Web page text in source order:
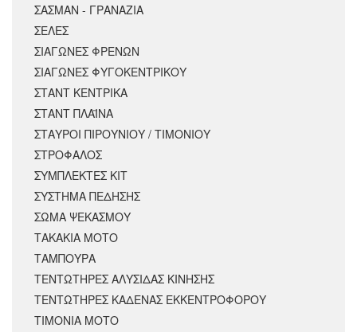
ΣΑΣΜΑΝ - ΓΡΑΝΑΖΙΑ
ΣΕΛΕΣ
ΣΙΑΓΩΝΕΣ ΦΡΕΝΩΝ
ΣΙΑΓΩΝΕΣ ΦΥΓΟΚΕΝΤΡΙΚΟΥ
ΣΤΑΝΤ ΚΕΝΤΡΙΚΑ
ΣΤΑΝΤ ΠΛΑΪΝΑ
ΣΤΑΥΡΟΙ ΠΙΡΟΥΝΙΟΥ / ΤΙΜΟΝΙΟΥ
ΣΤΡΟΦΑΛΟΣ
ΣΥΜΠΛΕΚΤΕΣ ΚΙΤ
ΣΥΣΤΗΜΑ ΠΕΔΗΣΗΣ
ΣΩΜΑ ΨΕΚΑΣΜΟΥ
ΤΑΚΑΚΙΑ ΜΟΤΟ
ΤΑΜΠΟΥΡΑ
ΤΕΝΤΩΤΗΡΕΣ ΑΛΥΣΙΔΑΣ ΚΙΝΗΣΗΣ
ΤΕΝΤΩΤΗΡΕΣ ΚΑΔΕΝΑΣ ΕΚΚΕΝΤΡΟΦΟΡΟΥ
ΤΙΜΟΝΙΑ ΜΟΤΟ